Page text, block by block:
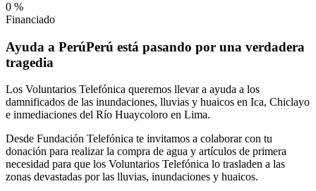
0 %
Financiado
Ayuda a PerúPerú está pasando por una verdadera
tragedia
Los Voluntarios Telefónica queremos llevar a ayuda a los
damnificados de las inundaciones, lluvias y huaicos en Ica, Chiclayo
e inmediaciones del Río Huaycoloro en Lima.
Desde Fundación Telefónica te invitamos a colaborar con tu
donación para realizar la compra de agua y artículos de primera
necesidad para que los Voluntarios Telefónica lo trasladen a las
zonas devastadas por las lluvias, inundaciones y huaicos.